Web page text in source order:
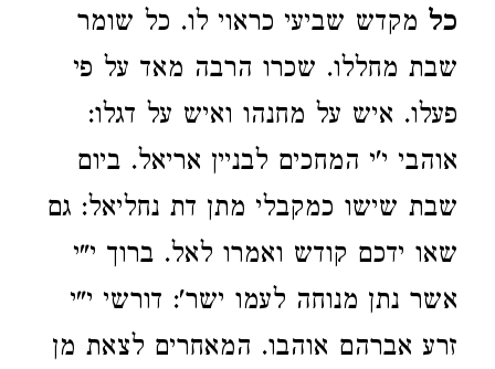
כל מקדש שביעי כראוי לו. כל שומר
שבת מחללו. שכרו הרבה מאד על פי
פעלו. איש על מחנהו ואיש על דגלו:
אוהבי י'י המחכים לבניין אריאל. ביום
שבת שישו כמקבלי מתן דת נחליאל: גם
שאו ידכם קודש ואמרו לאל. ברוך י"י
אשר נתן מנוחה לעמו ישר': דורשי י"י
זרע אברהם אוהבו. המאחרים לצאת מן